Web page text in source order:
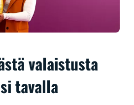
valaistusta
tavalla